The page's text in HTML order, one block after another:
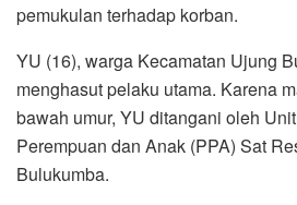
pemukulan terhadap korban.
YU (16), warga Kecamatan Ujung
menghasut pelaku utama. Karena
bawah umur, YU ditangani oleh
Perempuan dan Anak (PPA) Sat
Bulukumba.